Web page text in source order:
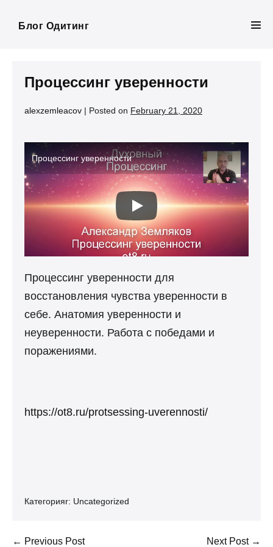
Блог Одитинг
Процессинг уверенности
alexzemleacov | Posted on February 21, 2020
Процессинг уверенности
Процессинг уверенности для
восстановления чувства уверенности в
себе. Анатомия уверенности и
неуверенности. Работа с победами и
поражениями.
https://ot8.ru/protsessing-uverennosti/
Категорияr: Uncategorized
Post
← Previous Post Next Post →